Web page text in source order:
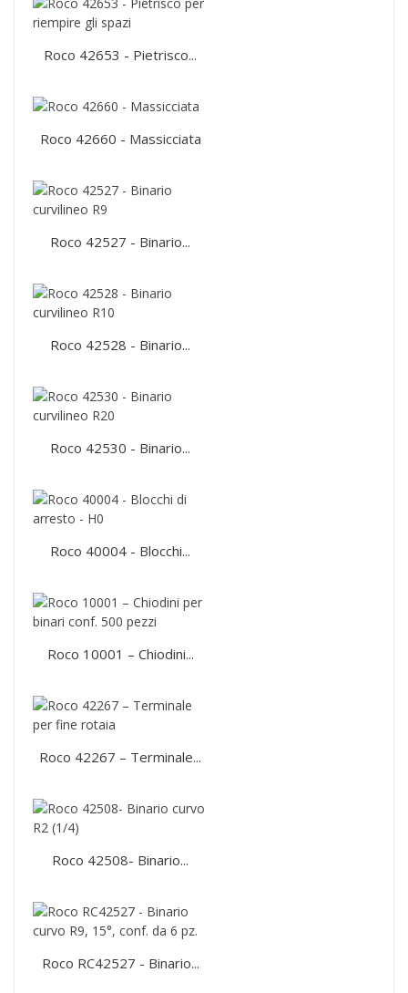
Roco 42653 - Pietrisco...
Roco 42660 - Massicciata
Roco 42527 - Binario...
Roco 42528 - Binario...
Roco 42530 - Binario...
Roco 40004 - Blocchi...
Roco 10001 – Chiodini...
Roco 42267 – Terminale...
Roco 42508- Binario...
Roco RC42527 - Binario...